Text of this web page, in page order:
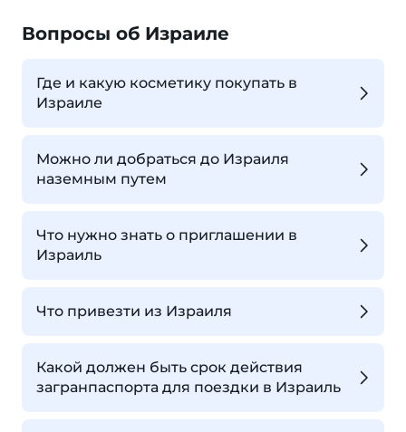
Вопросы об Израиле
Где и какую косметику покупать в
Израиле
Можно ли добраться до Израиля
наземным путем
Что нужно знать о приглашении в
Израиль
Что привезти из Израиля
Какой должен быть срок действия
загранпаспорта для поездки в Израиль